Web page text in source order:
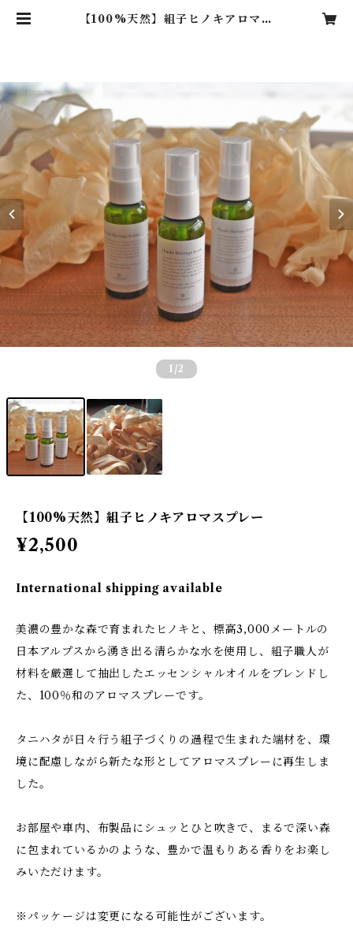
【100%天然】組子ヒノキアロマス
1 /2
【100%天然】組子ヒノキアロマスプレー
¥2,500
International shipping available
美濃の豊かな森で育まれたヒノキと、標高3,000メートルの
日本アルプスから湧き出る清らかな水を使用し、組子職人が
材料を厳選して抽出したエッセンシャルオイルをブレンドし
た、100％和のアロマスプレーです。
タニハタが日々行う組子づくりの過程で生まれた端材を、環
境に配慮しながら新たな形としてアロマスプレーに再生しま
した。
お部屋や車内、布製品にシュッとひと吹きで、まるで深い森
に包まれているかのような、豊かで温もりある香りをお楽し
みいただけます。
※パッケージは変更になる可能性がございます。